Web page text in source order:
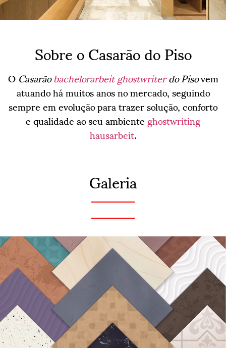
Sobre o Casarão do Piso
OCasarãobachelorarbeit ghostwriterdo Pisovem
atuando há muitos anos no mercado, seguindo
sempre em evolução para trazer solução, conforto
e qualidade ao seu ambienteghostwriting
hausarbeit.
Galeria